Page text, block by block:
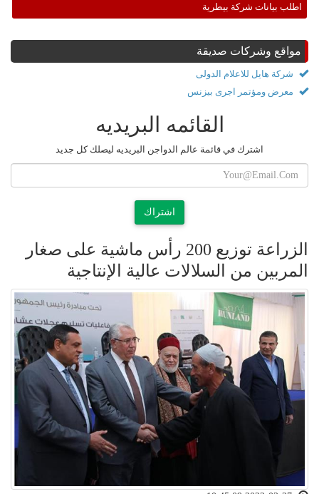
اطلب بيانات شركة بيطرية
مواقع وشركات صديقة
شركة هايل للاعلام الدولى
معرض ومؤتمر اجرى بيزنس
القائمه البريديه
اشترك في قائمة عالم الدواجن البريديه ليصلك كل جديد
اشتراك
الزراعة توزيع 200 رأس ماشية على صغار
المربين من السلالات عالية الإنتاجية